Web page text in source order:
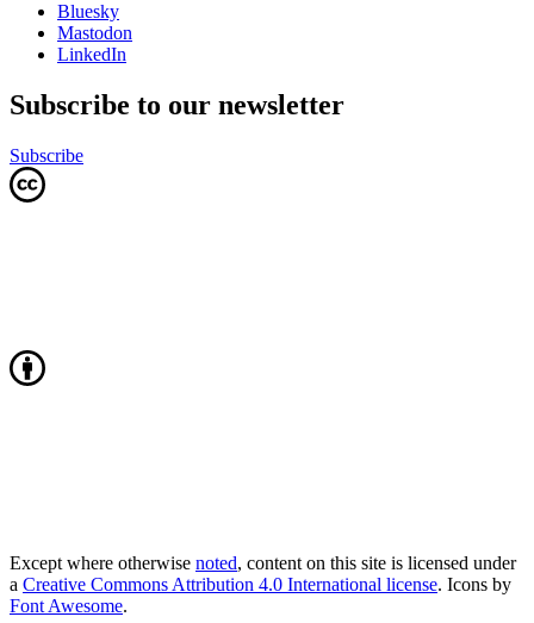
Bluesky
Mastodon
LinkedIn
Subscribe to our newsletter
Subscribe
Except where otherwise noted, content on this site is licensed under
a Creative Commons Attribution 4.0 International license. Icons by
Font Awesome.